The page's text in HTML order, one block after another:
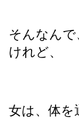
そんなん
けれど、
女は、体を